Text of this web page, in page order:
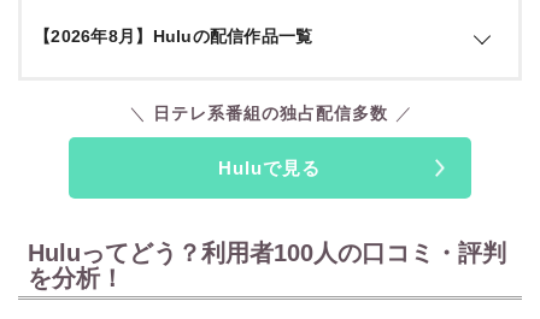
【2026年8月】Huluの配信作品一覧
ンル
作品名 備考
ィ／
組
ロイロム鉄道 ～
私を待ってる人
ROIROMの本多大
夢・浜川路己が出演
8月1
国内
日テレ系番組の独占配信多数
Huluで見る
Huluってどう？利用者100人の口コミ・評判
を分析！